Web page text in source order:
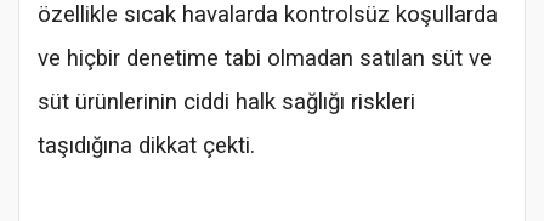
özellikle sıcak havalarda kontrolsüz koşullarda
ve hiçbir denetime tabi olmadan satılan süt ve
süt ürünlerinin ciddi halk sağlığı riskleri
taşıdığına dikkat çekti.